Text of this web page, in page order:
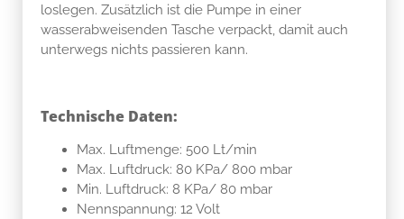
loslegen. Zusätzlich ist die Pumpe in einer
wasserabweisenden Tasche verpackt, damit auch
unterwegs nichts passieren kann.
Technische Daten:
Max. Luftmenge: 500 Lt/min
Max. Luftdruck: 80 KPa/ 800 mbar
Min. Luftdruck: 8 KPa/ 80 mbar
Nennspannung: 12 Volt